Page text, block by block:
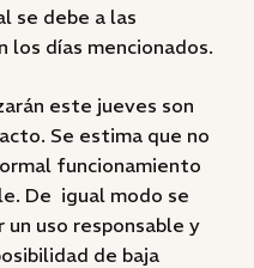
se debe a las
los días mencionados.
este jueves son
Se estima que no
funcionamiento
De igual modo se
uso responsable y
de baja